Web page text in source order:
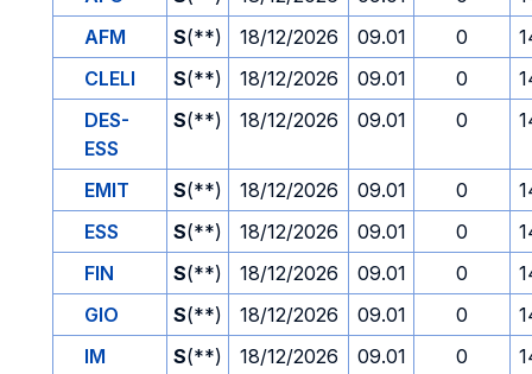
AFM
S(**) 18/12/2026 09.01 0
CLELI
S(**) 18/12/2026 09.01 0
DES-
ESS
S(**) 18/12/2026 09.01 0
EMIT S(**) 18/12/2026 09.01 0
ESS
S(**) 18/12/2026 09.01 0
FIN
S(**) 18/12/2026 09.01 0
GIO
S(**) 18/12/2026 09.01 0
IM
S(**) 18/12/2026 09.01 0